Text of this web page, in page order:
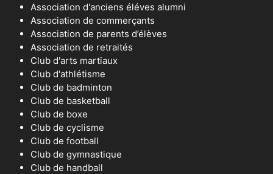
Association d'anciens éléves alumni
Association de commerçants
Association de parents d’élèves
Association de retraités
Club d'arts martiaux
Club d'athlétisme
Club de badminton
Club de basketball
Club de boxe
Club de cyclisme
Club de football
Club de gymnastique
Club de handball